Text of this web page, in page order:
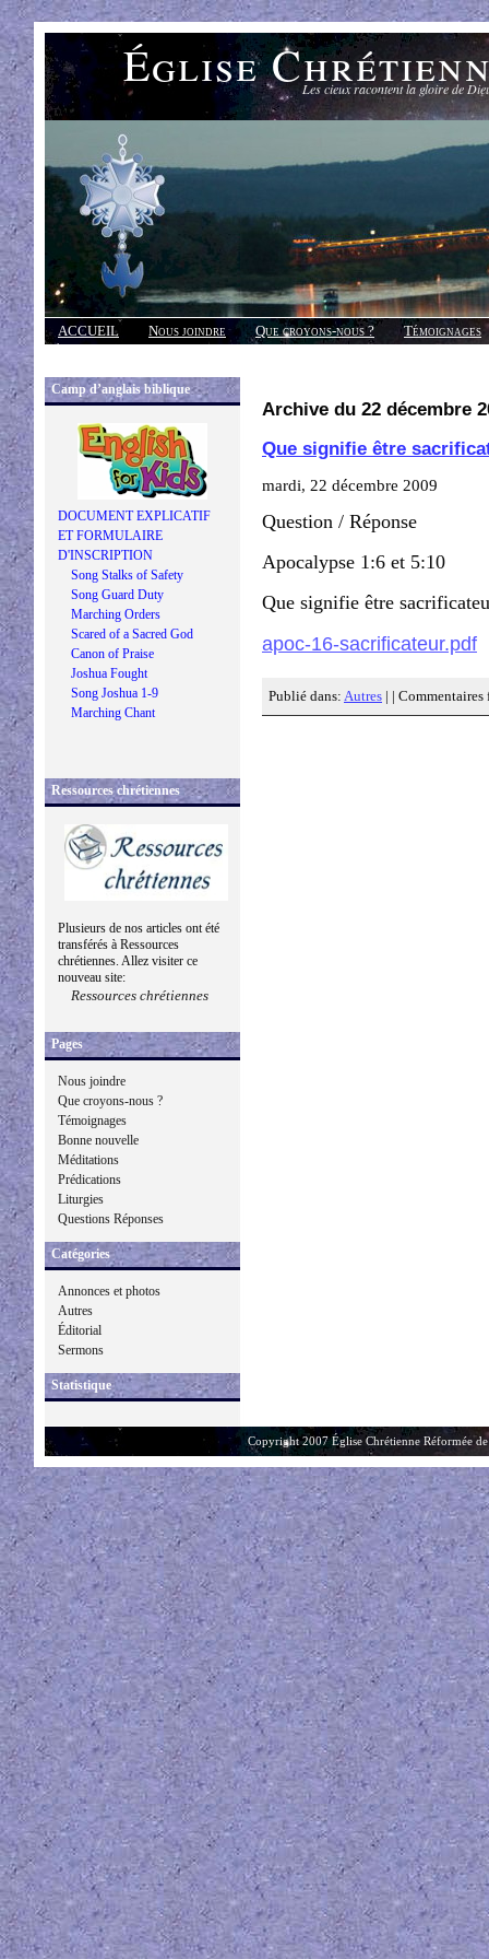
Église Les cieux racontent la gloire de
ACCUEIL Nous joindre Que croyons-nous ?
Témoignages
Réponses
Camp d’anglais biblique
DOCUMENT EXPLICATIF
ET FORMULAIRE
D'INSCRIPTION
Song Stalks of Safety
Song Guard Duty
Marching Orders
Scared of a Sacred God
Canon of Praise
Joshua Fought
Song Joshua 1-9
Marching Chant
Ressources chrétiennes
Plusieurs de nos articles ont été
transférés à Ressources
chrétiennes. Allez visiter ce
nouveau site:
Ressources chrétiennes
Pages
Nous joindre
Que croyons-nous ?
Témoignages
Bonne nouvelle
Méditations
Prédications
Liturgies
Questions Réponses
Catégories
Annonces et photos
Autres
Éditorial
Sermons
Statistique
Archive du 22 décembre
Que signifie être
mardi, 22 décembre 2009
Question / Réponse
Apocalypse 1:6 et 5:10
Que signifie être
apoc-16-sacrificateur.pdf
Publié dans: Autres | | Commentaires
Copyright 2007 Église Chrétienne Réformée